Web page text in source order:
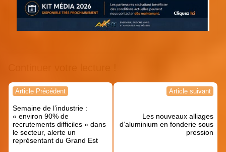
Navigation
l’article
Article Précédent
Semaine de l’industrie :
« environ 90% de
recrutements difficiles » dans
le secteur, alerte un
représentant du Grand Est
Article suivant
Les nouveaux alliages
d’aluminium en fonderie sous
pression